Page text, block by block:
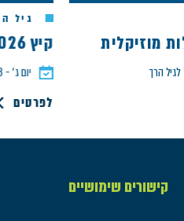
גיל הרך
קיץ 2026 – סיפורותם שעת סיפור הדג המבולבל
יום ג׳ - 18.08, 16:30
לפרטים
קישורים שימושיים